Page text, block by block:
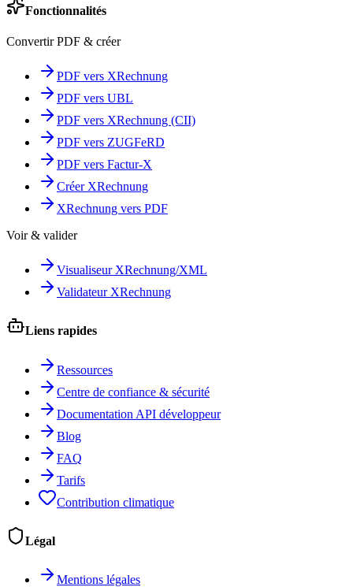
Fonctionnalités
Convertir PDF & créer
PDF vers XRechnung
PDF vers UBL
PDF vers XRechnung (CII)
PDF vers ZUGFeRD
PDF vers Factur-X
Créer XRechnung
XRechnung vers PDF
Voir & valider
Visualiseur XRechnung/XML
Validateur XRechnung
Liens rapides
Ressources
Centre de confiance & sécurité
Documentation API développeur
Blog
FAQ
Tarifs
Contribution climatique
Légal
Mentions légales